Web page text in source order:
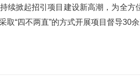
续掀起招引项目建设新高潮，为全方
取“四不两直”的方式开展项目督导30